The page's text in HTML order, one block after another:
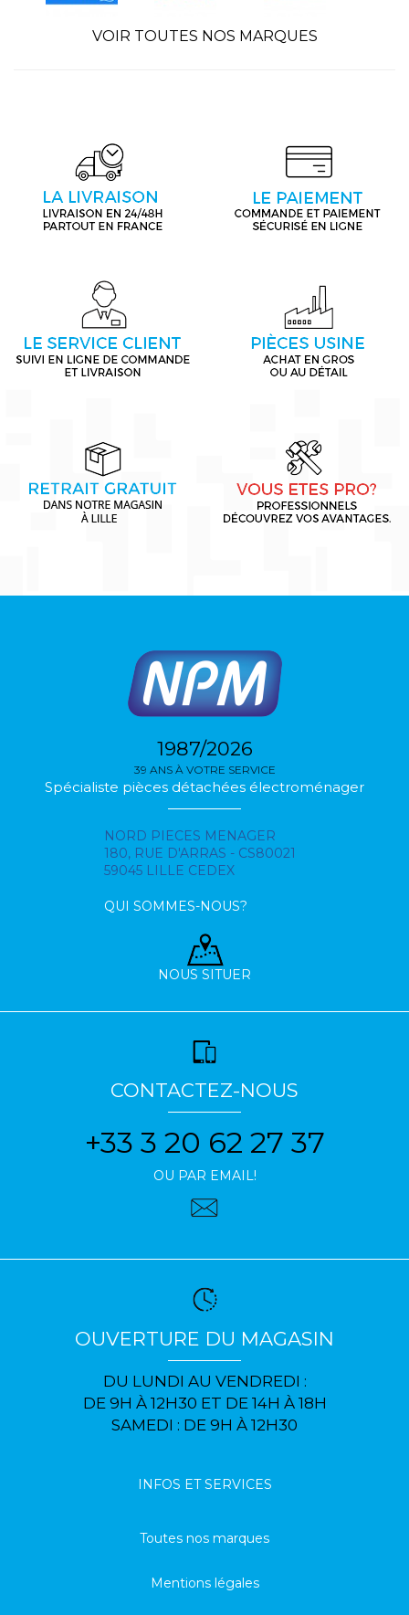
VOIR TOUTES NOS MARQUES
1987/2026
39 ANS À VOTRE SERVICE
Spécialiste pièces détachées électroménager
NORD PIECES MENAGER
180, RUE D'ARRAS - CS80021
59045 LILLE CEDEX
QUI SOMMES-NOUS?
NOUS SITUER
CONTACTEZ-NOUS
+33 3 20 62 27 37
OU PAR EMAIL!
OUVERTURE DU MAGASIN
DU LUNDI AU VENDREDI :
DE 9H À 12H30 ET DE 14H À 18H
SAMEDI : DE 9H À 12H30
INFOS ET SERVICES
Toutes nos marques
Mentions légales